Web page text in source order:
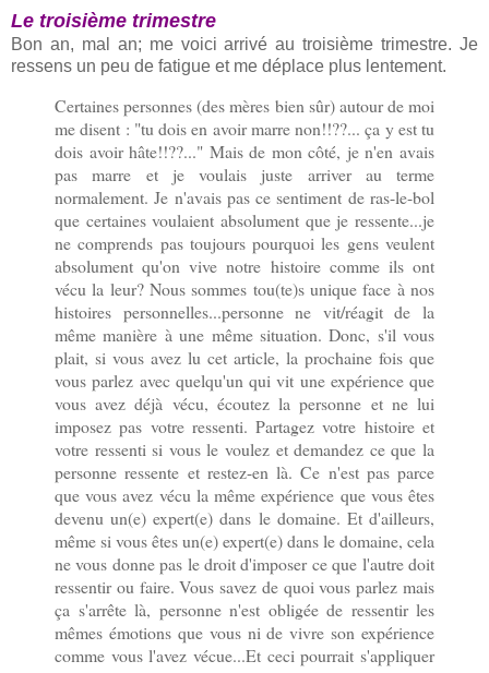
Le troisième trimestre
Bon an, mal an; me voici arrivé au troisième trimestre. Je
ressens un peu de fatigue et me déplace plus lentement.
Certaines personnes (des mères bien sûr) autour de moi
me disent : "tu dois en avoir marre non!!??... ça y est tu
dois avoir hâte!!??..." Mais de mon côté, je n'en avais
pas marre et je voulais juste arriver au terme
normalement. Je n'avais pas ce sentiment de ras-le-bol
que certaines voulaient absolument que je ressente...je
ne comprends pas toujours pourquoi les gens veulent
absolument qu'on vive notre histoire comme ils ont
vécu la leur? Nous sommes tou(te)s unique face à nos
histoires personnelles...personne ne vit/réagit de la
même manière à une même situation. Donc, s'il vous
plait, si vous avez lu cet article, la prochaine fois que
vous parlez avec quelqu'un qui vit une expérience que
vous avez déjà vécu, écoutez la personne et ne lui
imposez pas votre ressenti. Partagez votre histoire et
votre ressenti si vous le voulez et demandez ce que la
personne ressente et restez-en là. Ce n'est pas parce
que vous avez vécu la même expérience que vous êtes
devenu un(e) expert(e) dans le domaine. Et d'ailleurs,
même si vous êtes un(e) expert(e) dans le domaine, cela
ne vous donne pas le droit d'imposer ce que l'autre doit
ressentir ou faire. Vous savez de quoi vous parlez mais
ça s'arrête là, personne n'est obligée de ressentir les
mêmes émotions que vous ni de vivre son expérience
comme vous l'avez vécue...Et ceci pourrait s'appliquer